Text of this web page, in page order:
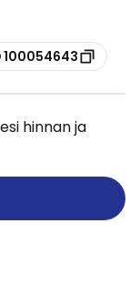
100054643
hinnan ja